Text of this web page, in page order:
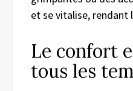
et se vitalise, rendant
Le confort
tous les